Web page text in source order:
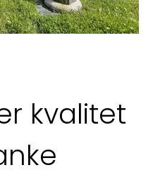
kvalitet